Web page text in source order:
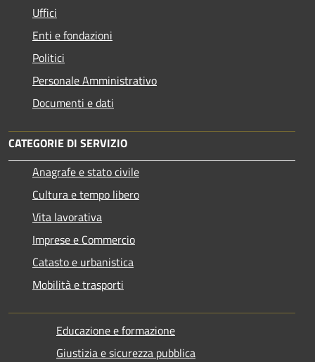
Uffici
Enti e fondazioni
Politici
Personale Amministrativo
Documenti e dati
CATEGORIE DI SERVIZIO
Anagrafe e stato civile
Cultura e tempo libero
Vita lavorativa
Imprese e Commercio
Catasto e urbanistica
Mobilità e trasporti
Educazione e formazione
Giustizia e sicurezza pubblica